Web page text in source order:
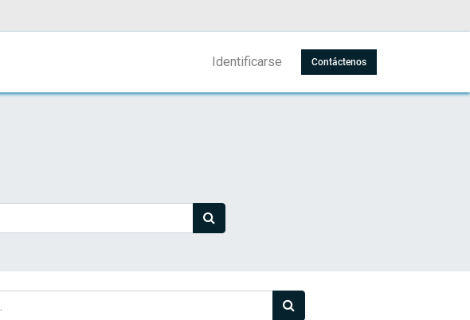
Identificarse Contáctenos